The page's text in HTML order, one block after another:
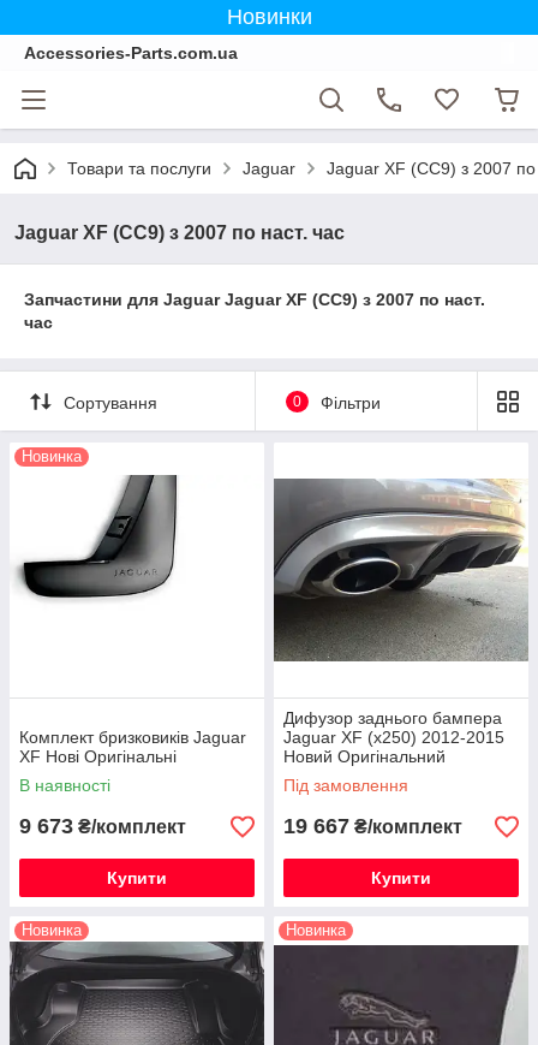
Новинки
Accessories-Parts.com.ua
Товари та послуги Jaguar Jaguar XF (CC9) з 2007 по
Jaguar XF (CC9) з 2007 по наст. час
Запчастини для Jaguar Jaguar XF (CC9) з 2007 по наст.
час
Сортування 0 Фільтри
Новинка
Комплект бризковиків Jaguar
XF Нові Оригінальні
В наявності
9 673 ₴/комплект
Купити
Дифузор заднього бампера
Jaguar XF (x250) 2012-2015
Новий Оригінальний
Під замовлення
19 667 ₴/комплект
Купити
Новинка Новинка